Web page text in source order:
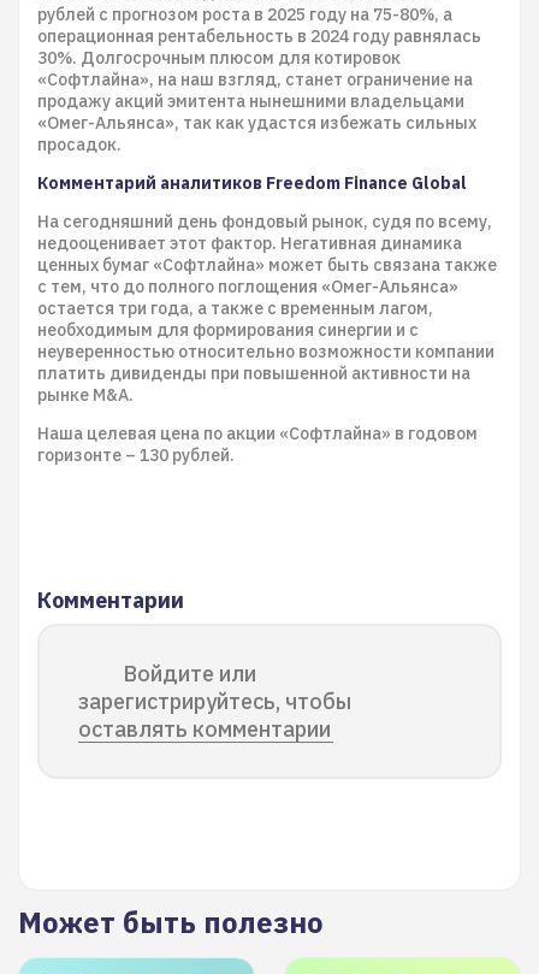
рублей с прогнозом роста в 2025 году на 75-80%, а
операционная рентабельность в 2024 году равнялась
30%. Долгосрочным плюсом для котировок
«Софтлайна», на наш взгляд, станет ограничение на
продажу акций эмитента нынешними владельцами
«Омег-Альянса», так как удастся избежать сильных
просадок.
Комментарий аналитиков Freedom Finance Global
На сегодняшний день фондовый рынок, судя по всему,
недооценивает этот фактор. Негативная динамика
ценных бумаг «Софтлайна» может быть связана также
с тем, что до полного поглощения «Омег-Альянса»
остается три года, а также с временным лагом,
необходимым для формирования синергии и с
неуверенностью относительно возможности компании
платить дивиденды при повышенной активности на
рынке M&A.
Наша целевая цена по акции «Софтлайна» в годовом
горизонте – 130 рублей.
Комментарии
Войдите или
зарегистрируйтесь, чтобы
оставлять комментарии
Может быть полезно